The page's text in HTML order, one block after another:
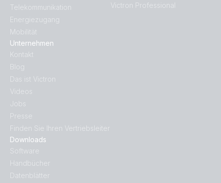
Downloads
Software
Handbücher
Datenblätter
Telekommunikation
Energiezugang
Mobilität
Unternehmen
Kontakt
Blog
Das ist Victron
Videos
Jobs
Presse
Finden Sie Ihren Vertriebsleiter
Victron Professional